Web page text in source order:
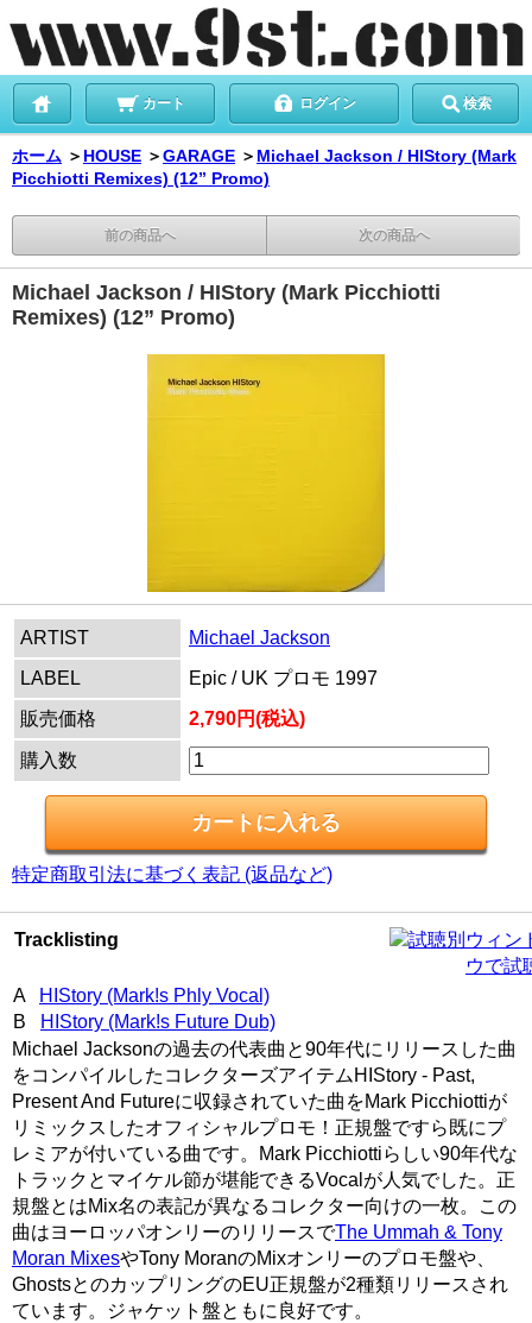
カート ログイン 検索
ホーム ＞ HOUSE ＞GARAGE ＞ Michael Jackson / HIStory (Mark
Picchiotti Remixes) (12” Promo)
前の商品へ 次の商品へ
Michael Jackson / HIStory (Mark Picchiotti
Remixes) (12” Promo)
ARTIST
Michael Jackson
LABEL
Epic / UK プロモ 1997
販売価格
2,790円(税込)
購入数
特定商取引法に基づく表記 (返品など)
Tracklisting
別ウィン
ウで試
A
HIStory (Mark!s Phly Vocal)
B
HIStory (Mark!s Future Dub)
Michael Jacksonの過去の代表曲と90年代にリリースした曲
をコンパイルしたコレクターズアイテムHIStory - Past,
Present And Futureに収録されていた曲をMark Picchiottiが
リミックスしたオフィシャルプロモ！正規盤ですら既にプ
レミアが付いている曲です。Mark Picchiottiらしい90年代な
トラックとマイケル節が堪能できるVocalが人気でした。正
規盤とはMix名の表記が異なるコレクター向けの一枚。この
曲はヨーロッパオンリーのリリースでThe Ummah & Tony
Moran MixesやTony MoranのMixオンリーのプロモ盤や、
GhostsとのカップリングのEU正規盤が2種類リリースされ
ています。ジャケット盤ともに良好です。